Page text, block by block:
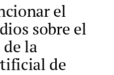
el
sobre el
la
de